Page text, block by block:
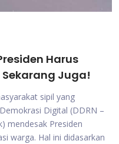
Harus
Juga!
sipil yang
Digital (DDRN –
mendesak Presiden
warga. Hal ini didasarkan